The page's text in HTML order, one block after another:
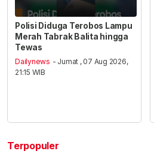
Polisi Diduga Terobos Lampu
Merah Tabrak Balita hingga
Tewas
Dailynews - Jumat , 07 Aug 2026,
21:15 WIB
Terpopuler